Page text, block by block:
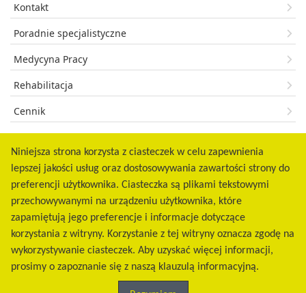
Kontakt
Poradnie specjalistyczne
Medycyna Pracy
Rehabilitacja
Cennik
Facebook
Do pobrania
Klauzula informacyjna
© 2026. Przychodnia Specjalistyczno-Rehabilitacyjna PULSANTIS Sp. z
Niniejsza strona korzysta z ciasteczek w celu zapewnienia
lepszej jakości usług oraz dostosowywania zawartości strony do
preferencji użytkownika. Ciasteczka są plikami tekstowymi
przechowywanymi na urządzeniu użytkownika, które
zapamiętują jego preferencje i informacje dotyczące
korzystania z witryny. Korzystanie z tej witryny oznacza zgodę na
wykorzystywanie ciasteczek. Aby uzyskać więcej informacji,
prosimy o zapoznanie się z naszą klauzulą informacyjną.